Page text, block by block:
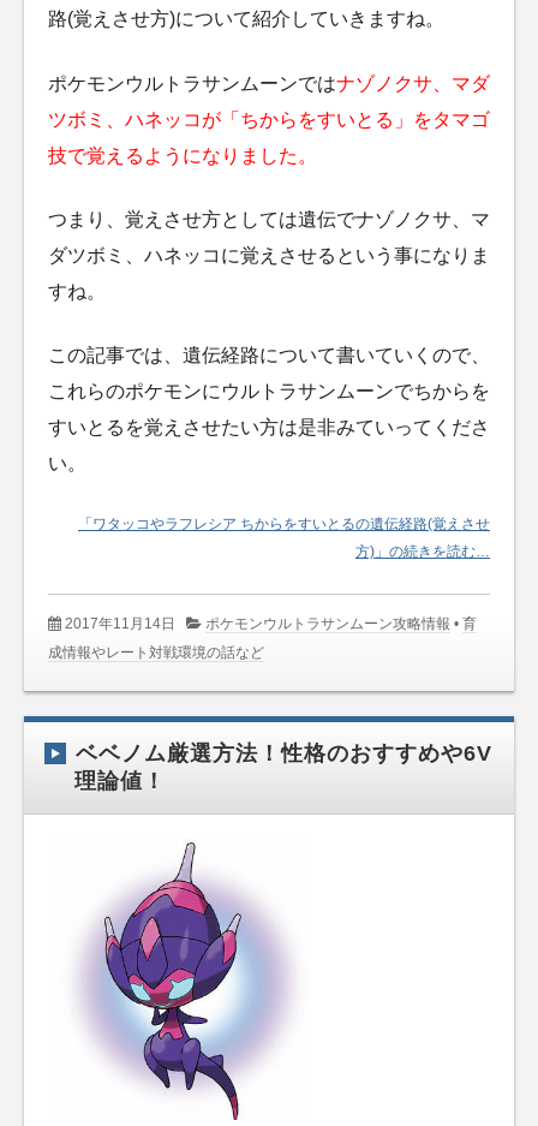
路(覚えさせ方)について紹介していきますね。
ポケモンウルトラサンムーンではナゾノクサ、マダ
ツボミ、ハネッコが「ちからをすいとる」をタマゴ
技で覚えるようになりました。
つまり、覚えさせ方としては遺伝でナゾノクサ、マ
ダツボミ、ハネッコに覚えさせるという事になりま
すね。
この記事では、遺伝経路について書いていくので、
これらのポケモンにウルトラサンムーンでちからを
すいとるを覚えさせたい方は是非みていってくださ
い。
「ワタッコやラフレシア ちからをすいとるの遺伝経路(覚えさせ
方)」の続きを読む…
2017年11月14日 ポケモンウルトラサンムーン攻略情報 •育
成情報やレート対戦環境の話など
ベベノム厳選方法！性格のおすすめや6V
理論値！